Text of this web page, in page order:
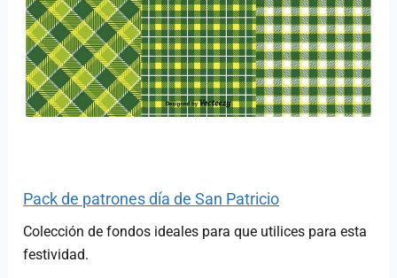
Pack de patrones día de San Patricio
Colección de fondos ideales para que utilices para esta
festividad.